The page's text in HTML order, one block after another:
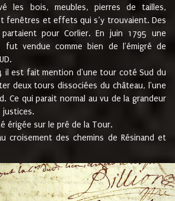
les bois, meubles, pierres de tailles,
fenêtres et effets qui s’y trouvaient. Des
pour Corlier. En juin 1795 une
fut vendue comme bien de l'émigré de
il est fait mention d'une tour coté Sud du
deux tours dissociées du château, l'une
Ce qui parait normal au vu de la grandeur
justices.
érigée sur le pré de la Tour.
croisement des chemins de Résinand et